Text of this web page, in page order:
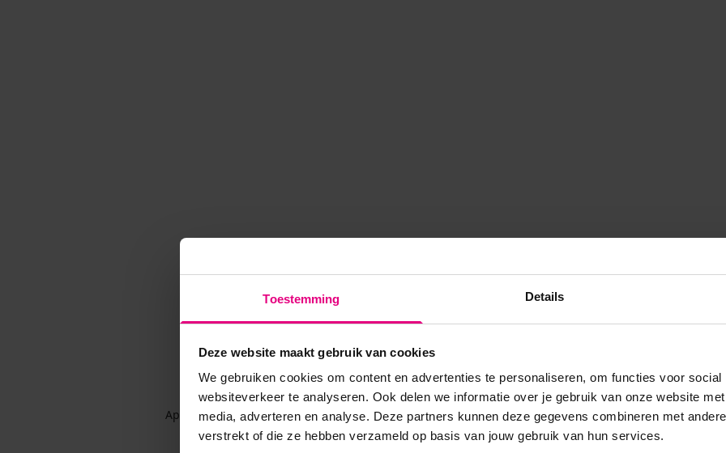
Toestemming Details
Deze website maakt gebruik van cookies
We gebruiken cookies om content en advertenties te personaliseren, om functies voor
websiteverkeer te analyseren. Ook delen we informatie over je gebruik van onze website
media, adverteren en analyse. Deze partners kunnen deze gegevens combineren met
verstrekt of die ze hebben verzameld op basis van jouw gebruik van hun services.
Application error: a client-side exception has occurred while loadingwww.voordeeluitjes.nl (see the